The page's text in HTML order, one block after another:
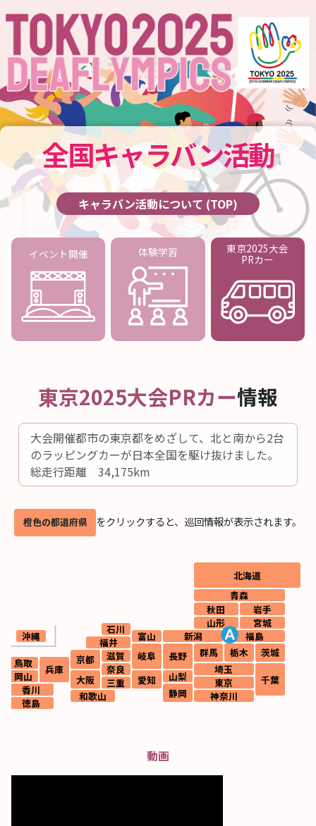
全国キャラバン活動
キャラバン活動について (TOP)
イベント開催 体験学習
東京2025大会
PRカー
東京2025大会PRカー情報
大会開催都市の東京都をめざして、北と南から2台
のラッピングカーが日本全国を駆け抜けました。
総走行距離 34,175km
橙色の都道府県 をクリックすると、巡回情報が表示されます。
北海道
青森
岩手
宮城
秋田
山形
福島
茨城
栃木
群馬
埼玉
千葉
東京
神奈川
新潟
富山
石川
福井
山梨
長野
岐阜
静岡
愛知
三重
滋賀
京都
大阪
兵庫 奈良
和歌山
鳥取
岡山
徳島
香川
沖縄
動画